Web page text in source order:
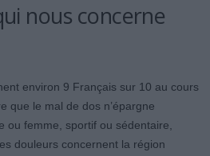
nous concerne
environ 9 Français sur 10 au cours
que le mal de dos n’épargne
ou femme, sportif ou sédentaire,
douleurs concernent la région